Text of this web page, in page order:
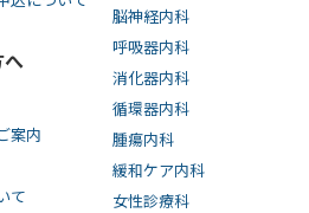
案内
て
脳神経内科
呼吸器内科
消化器内科
循環器内科
腫瘍内科
緩和ケア内科
女性診療科